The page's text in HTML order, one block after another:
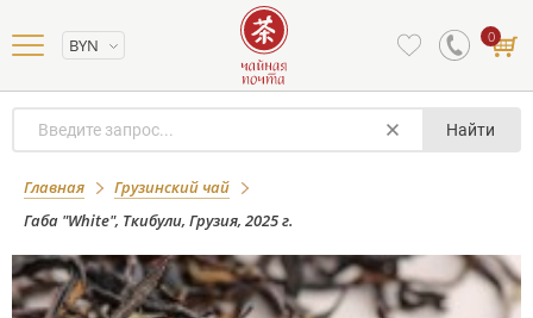
BYN 0
Найти
Главная
Грузинский чай
Габа "White", Ткибули, Грузия, 2025 г.
Габа "White", Ткибули, Грузия, 2025 г.